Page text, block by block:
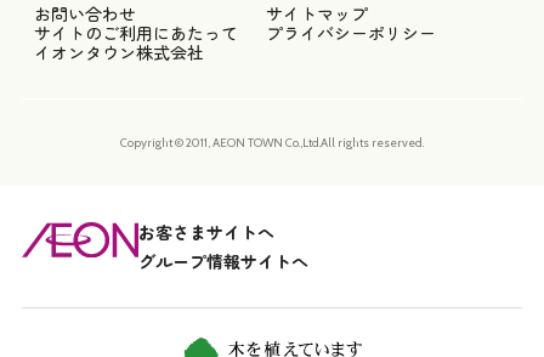
お問い合わせ
サイトマップ
サイトのご利用にあたって
プライバシーポリシー
イオンタウン株式会社
Copyright © 2011, AEON TOWN Co.,Ltd.All rights reserved.
お客さまサイトへ
グループ情報サイトへ